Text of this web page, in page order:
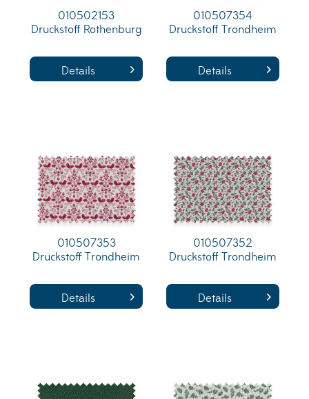
010502153
Druckstoff Rothenburg
Details
010507354
Druckstoff Trondheim
Details
010507353
Druckstoff Trondheim
Details
010507352
Druckstoff Trondheim
Details